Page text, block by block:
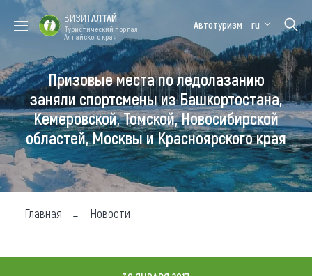
Форум VISIT
ALTAI
Цветение
маральника
Медицинский
форум
Алтайская
зимовка
Туры
Где побывать
Чем заняться
Где остановиться
ВИЗИТАЛТАЙ
Туристический портал
Алтайского края
Автотуризм ru
Призовые места по ледолазанию
заняли спортсмены из Башкортостана,
Кемеровской, Томской, Новосибирской
областей, Москвы и Красноярского края
Главная Новости